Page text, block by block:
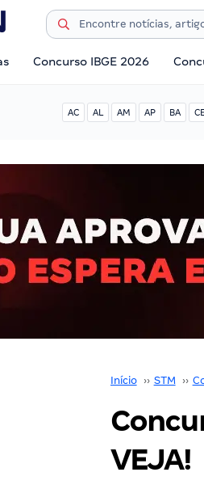
Concurso IBGE 2026
AC AL AM AP BA
Início ›› STM ››
VEJA!